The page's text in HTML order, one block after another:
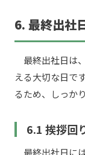
6. 最終出社
最終出社日は
える大切な日で
るため、しっか
6.1 挨拶回
最終出社日に